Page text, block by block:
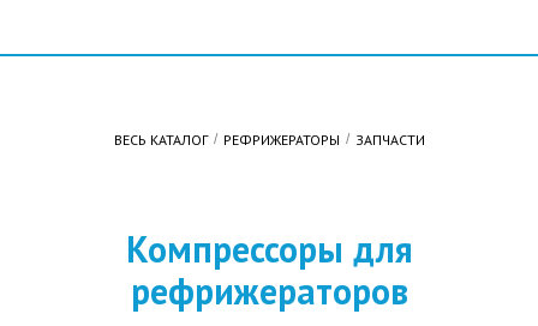
ВЕСЬ КАТАЛОГ / РЕФРИЖЕРАТОРЫ / ЗАПЧАСТИ
Компрессоры для
рефрижераторов